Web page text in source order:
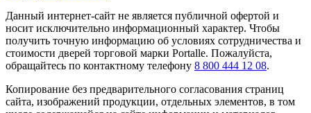
Данный интернет-сайт не является публичной офертой и
носит исключительно информационный характер. Чтобы
получить точную информацию об условиях сотрудничества и
стоимости дверей торговой марки Portalle. Пожалуйста,
обращайтесь по контактному телефону 8 800 444 12 08.
Копирование без предварительного согласования страниц
сайта, изображений продукции, отдельных элементов, в том